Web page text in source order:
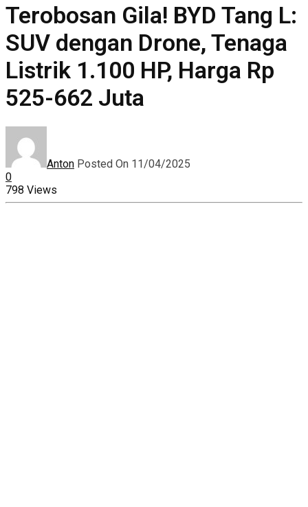
Terobosan Gila! BYD Tang L:
SUV dengan Drone, Tenaga
Listrik 1.100 HP, Harga Rp
525-662 Juta
Anton Posted On 11/04/2025
0
798 Views